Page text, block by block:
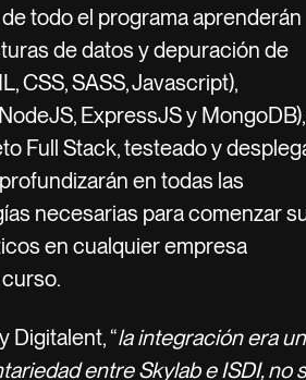
todo el programa aprenderán
de datos y depuración de
CSS, SASS, Javascript),
ExpressJS y
Full Stack, testeado y
en todas las
necesarias para comenzar
en cualquier empresa
Digitalent, “la integración era un
entre Skylab e ISDI, no